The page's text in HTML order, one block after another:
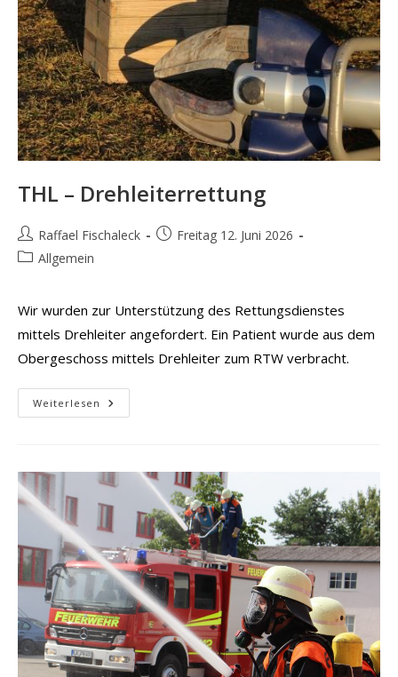
THL – Drehleiterrettung
Beitrags-
Autor:
Raffael Fischaleck
BeitragFreitag 12. Juni 2026
Beitrags-
Allgemein
Wir wurden zur Unterstützung des Rettungsdienstes
mittels Drehleiter angefordert. Ein Patient wurde aus dem
Obergeschoss mittels Drehleiter zum RTW verbracht.
Weiterlesen THL
–